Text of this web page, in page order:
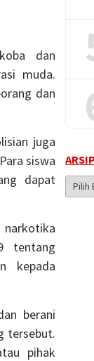
dan
muda.
dan
juga
siswa
dapat
tentang
kepada
berani
tersebut.
pihak
Arsip
Berita